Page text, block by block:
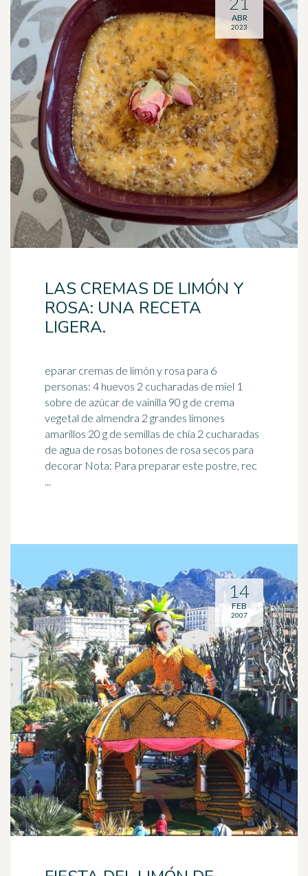
LAS CREMAS DE LIMÓN Y
ROSA: UNA RECETA
LIGERA.
eparar cremas de limón y rosa para 6
personas: 4 huevos 2 cucharadas de miel 1
sobre de azúcar de vainilla 90 g de crema
vegetal de almendra 2 grandes limones
amarillos 20 g de semillas de chía 2 cucharadas
de agua de rosas botones de rosa secos para
decorar Nota: Para preparar este postre, rec
...
ABR
2023
14
FEB
2007